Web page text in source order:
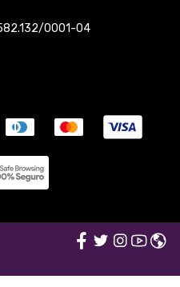
R$ 99,99 R$ 89,70
Rastrear Pedido
Denuncie o Uso Ilegal de Marcas